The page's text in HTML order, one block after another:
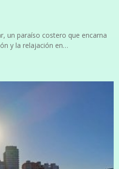
un paraíso costero que encarna
y la relajación en…